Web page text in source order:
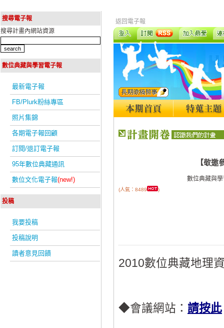
搜尋電子報
搜尋計畫內網站資源
數位典藏與學習電子報
最新電子報
FB/Plurk粉絲專區
照片集錦
各期電子報回顧
訂閱/退訂電子報
95年數位典藏通訊
數位文化電子報(new!)
投稿
我要投稿
投稿說明
讀者意見回饋
返回電子報
【敬邀
數位典藏與
(人氣：8489 )
2010數位典藏地理
◆會議網站： 請按此